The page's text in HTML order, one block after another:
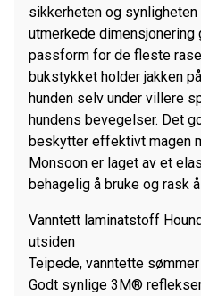
sikkerheten og
utmerkede dimensjonering
passform for de fleste
bukstykket holder jakken
hunden selv under villere
hundens bevegelser. Det
beskytter effektivt magen
Monsoon er laget av et
behagelig å bruke og rask
Vanntett laminatstoff
utsiden
Teipede, vanntette sømmer
Godt synlige 3M®